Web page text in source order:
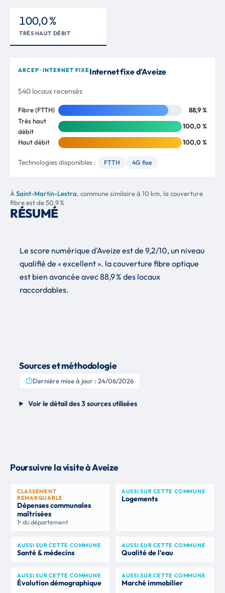
100,0 %
TRÈS HAUT DÉBIT
ARCEP · INTERNET FIXEInternet fixe d'Aveize
540 locaux recensés
Fibre (FTTH)
88,9 %
Très haut
débit
100,0 %
Haut débit
100,0 %
Technologies disponibles : FTTH 4G fixe
À Saint-Martin-Lestra, commune similaire à 10 km, la couverture
fibre est de 50,9 %
RÉSUMÉ
Le score numérique d'Aveize est de 9,2/10, un niveau
qualifié de « excellent ». la couverture fibre optique
est bien avancée avec 88,9 % des locaux
raccordables.
Sources et méthodologie
Dernière mise à jour : 24/06/2026
Voir le détail des 3 sources utilisées
Poursuivre la visite à Aveize
CLASSEMENT
REMARQUABLE
Dépenses communales
maîtrisées
1ᵉ du département
AUSSI SUR CETTE COMMUNE
Logements
AUSSI SUR CETTE COMMUNE
Santé & médecins
AUSSI SUR CETTE COMMUNE
Qualité de l'eau
AUSSI SUR CETTE COMMUNE
Évolution démographique
AUSSI SUR CETTE COMMUNE
Marché immobilier